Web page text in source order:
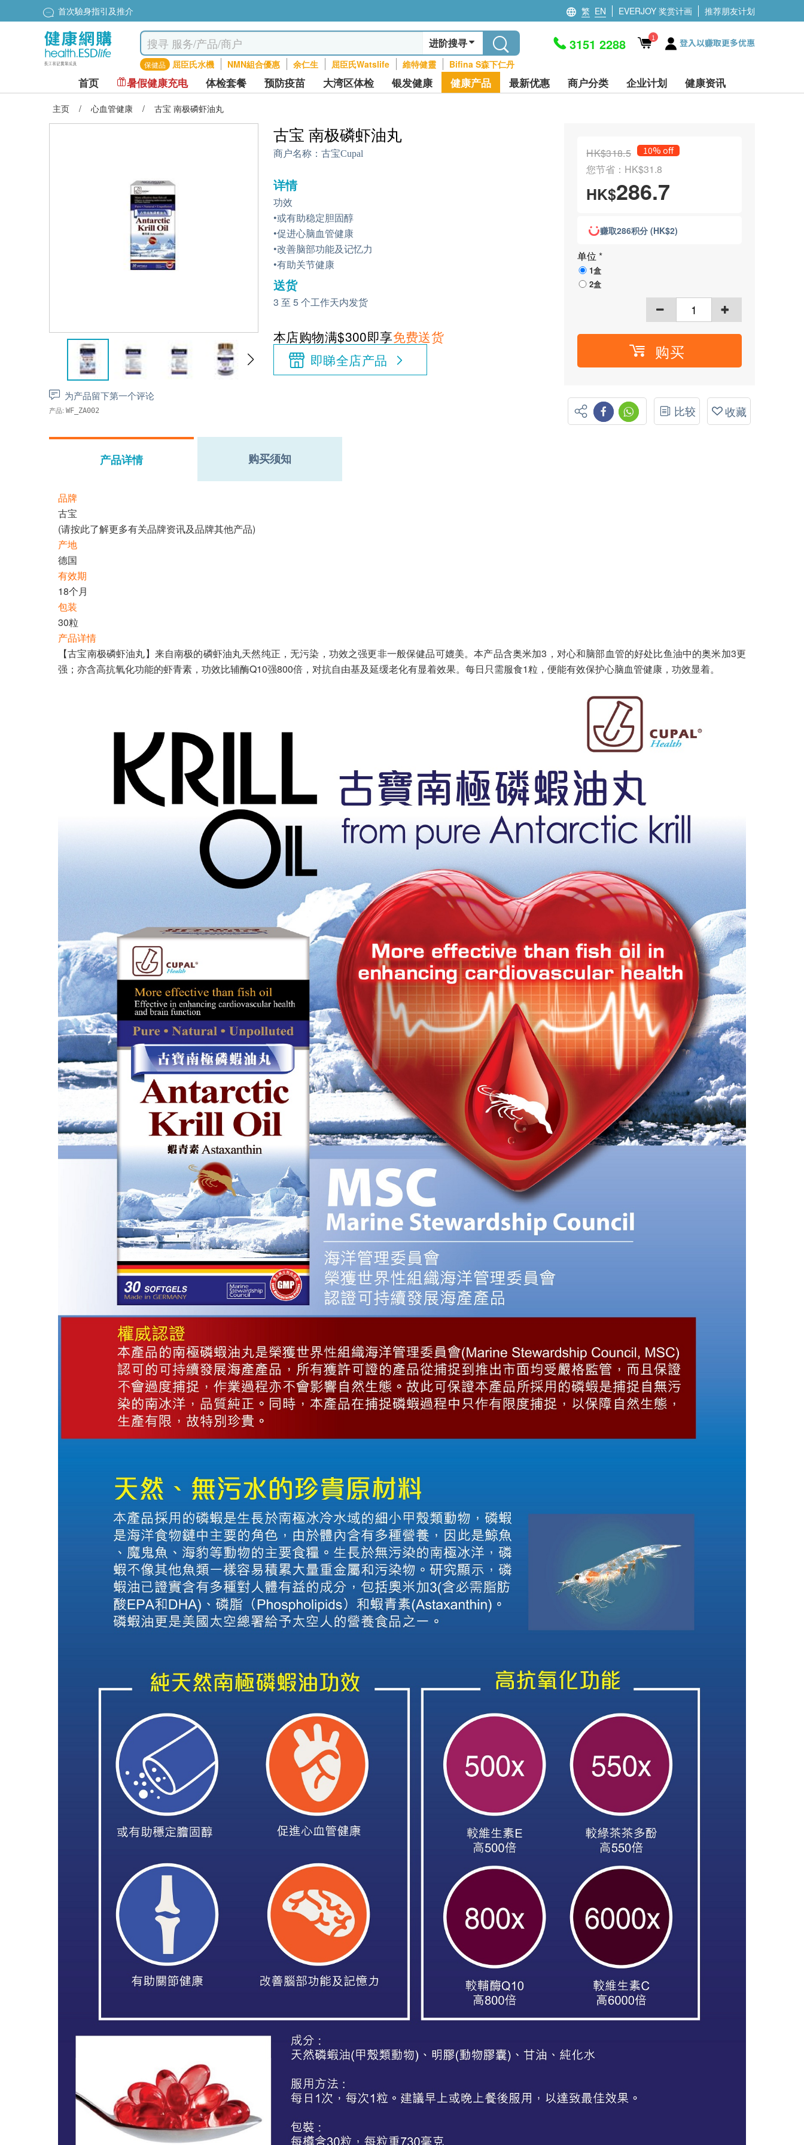
首次驗身指引及推介 繁 EN EVERJOY 奖赏计画 推荐朋友计划
进阶搜寻
保健品 屈臣氏水機 NMN組合優惠 余仁生 屈臣氏Watslife 維特健靈 Bifina S森下仁丹
3151 2288 1 登入以赚取更多优惠
首页 暑假健康充电 体检套餐 预防疫苗 大湾区体检 银发健康 健康产品 最新优惠 商户分类 企业计划 健康资讯
主页 / 心血管健康 / 古宝 南极磷虾油丸
为产品留下第一个评论
产品: WF_ZA002
古宝 南极磷虾油丸
商户名称： 古宝Cupal
详情
功效
•或有助稳定胆固醇
•促进心脑血管健康
•改善脑部功能及记忆力
•有助关节健康
送货
3 至 5 个工作天内发货
本店购物满$300即享免费送货
即睇全店产品
HK$318.5 10% off
您节省：HK$31.8
HK$286.7
赚取286积分 (HK$2)
单位*
1盒
2盒
购买
比较 收藏
产品详情 购买须知
品牌
古宝
(请按此了解更多有关品牌资讯及品牌其他产品)
产地
德国
有效期
18个月
包装
30粒
产品详情
【古宝南极磷虾油丸】来自南极的磷虾油丸天然纯正，无污染，功效之强更非一般保健品可媲美。本产品含奥米加3，对心和脑部血管的好处比鱼油中的奥米加3更
强；亦含高抗氧化功能的虾青素，功效比辅酶Q10强800倍，对抗自由基及延缓老化有显着效果。每日只需服食1粒，便能有效保护心脑血管健康，功效显着。